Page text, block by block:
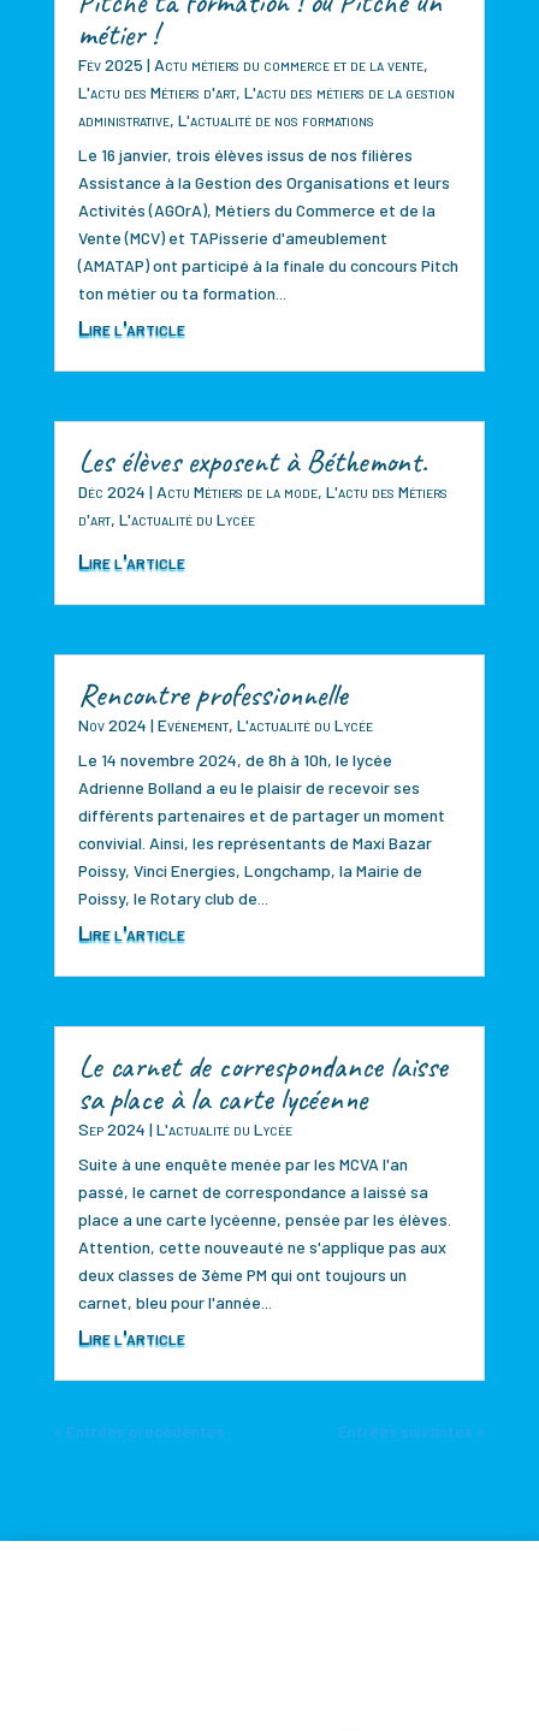
métier !
Fév 2025 | Actu métiers du commerce et de la vente,
L'actu des Métiers d'art, L'actu des métiers de la gestion
administrative, L'actualité de nos formations
Le 16 janvier, trois élèves issus de nos filières
Assistance à la Gestion des Organisations et leurs
Activités (AGOrA), Métiers du Commerce et de la
Vente (MCV) et TAPisserie d'ameublement
(AMATAP) ont participé à la finale du concours Pitch
ton métier ou ta formation...
Lire l'article
Les élèves exposent à Béthemont.
Déc 2024 | Actu Métiers de la mode, L'actu des Métiers
d'art, L'actualité du Lycée
Lire l'article
Rencontre professionnelle
Nov 2024 | Evénement, L'actualité du Lycée
Le 14 novembre 2024, de 8h à 10h, le lycée
Adrienne Bolland a eu le plaisir de recevoir ses
différents partenaires et de partager un moment
convivial. Ainsi, les représentants de Maxi Bazar
Poissy, Vinci Energies, Longchamp, la Mairie de
Poissy, le Rotary club de...
Lire l'article
Le carnet de correspondance laisse
sa place à la carte lycéenne
Sep 2024 | L'actualité du Lycée
Suite à une enquête menée par les MCVA l'an
passé, le carnet de correspondance a laissé sa
place a une carte lycéenne, pensée par les élèves.
Attention, cette nouveauté ne s'applique pas aux
deux classes de 3ème PM qui ont toujours un
carnet, bleu pour l'année...
Lire l'article
« Entrées précédentes Entrées suivantes »